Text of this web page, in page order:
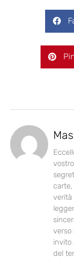
verità
verso
invito
del